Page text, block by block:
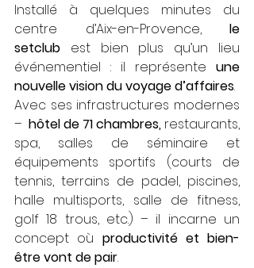
Installé à quelques minutes du
centre d’Aix-en-Provence, le
setclub est bien plus qu’un lieu
événementiel : il représente une
nouvelle vision du voyage d’affaires.
Avec ses infrastructures modernes
– hôtel de 71 chambres, restaurants,
spa, salles de séminaire et
équipements sportifs
(courts de
tennis, terrains de padel, piscines,
halle multisports, salle de fitness,
golf 18 trous, etc.) – il incarne un
concept où productivité et bien-
être vont de pair.